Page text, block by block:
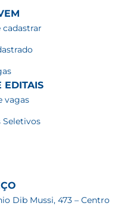
EDITAIS
vagas
Seletivos
Dib Mussi, 473 – Centro